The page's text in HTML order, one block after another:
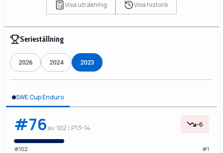
Visa uträkning Visa historik
Serieställning
2026 2024 2023
SWE Cup Enduro
#76av 102 i P13-14 -6
#102 #1